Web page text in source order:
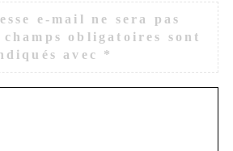
e-mail ne sera pas
champs obligatoires sont
avec *